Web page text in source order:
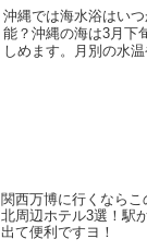
沖縄では海水浴はい
能？沖縄の海は3月下
しめます。月別の水
関西万博に行くなら
北周辺ホテル3選！駅
出て便利ですヨ！